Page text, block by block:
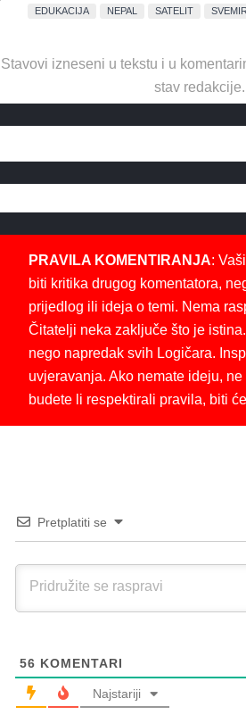
EDUKACIJA NEPAL SATELIT SVEMIR
Stavovi izneseni u tekstu i u
stav redakcije.
PRAVILA KOMENTIRANJA:
biti kritika drugog komentatora,
prijedlog ili ideja o temi. Nema
Čitatelji neka zaključe što je
nego napredak svih Logičara.
uvjeravanja. Ako nemate ideju,
budete li respektirali pravila, biti
Pretplatiti se
56 KOMENTARI
Najstariji